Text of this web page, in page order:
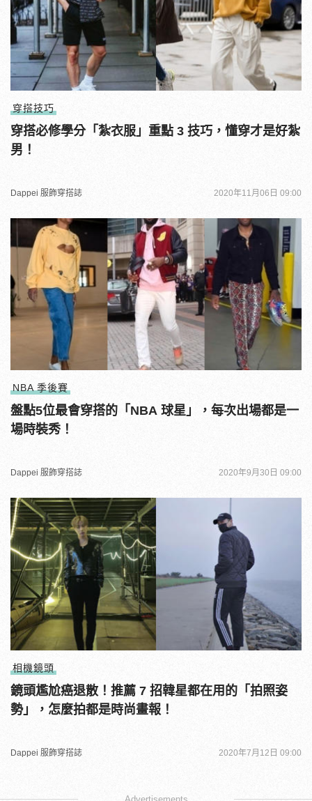
穿搭技巧
穿搭必修學分「紮衣服」重點 3 技巧，懂穿才是好紮
男！
Dappei 服飾穿搭誌 2020年11月06日 09:00
NBA 季後賽
盤點5位最會穿搭的「NBA 球星」，每次出場都是一
場時裝秀！
Dappei 服飾穿搭誌 2020年9月30日 09:00
相機鏡頭
鏡頭尷尬癌退散！推薦 7 招韓星都在用的「拍照姿
勢」，怎麼拍都是時尚畫報！
Dappei 服飾穿搭誌 2020年7月12日 09:00